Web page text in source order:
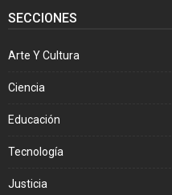
SECCIONES
Arte Y Cultura
Ciencia
Educación
Tecnología
Justicia